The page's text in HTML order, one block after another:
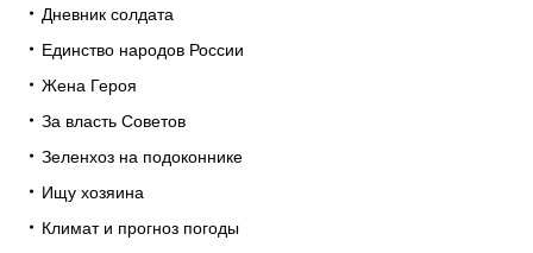
Дневник солдата
Единство народов России
Жена Героя
За власть Советов
Зеленхоз на подоконнике
Ищу хозяина
Климат и прогноз погоды